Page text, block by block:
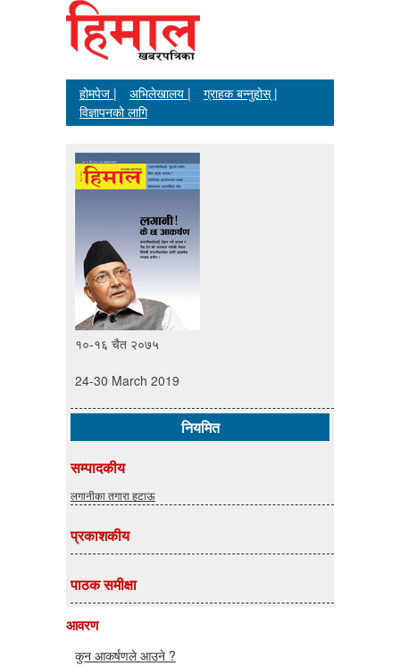
होमपेज | अभिलेखालय |
ग्राहक बन्नुहोस् |
विज्ञापनको लागि
१०-१६ चैत २०७५
24-30 March 2019
नियमित
सम्पादकीय
लगानीका तगारा हटाऊ
प्रकाशकीय
पाठक समीक्षा
आवरण
कुन आकर्षणले आउने ?